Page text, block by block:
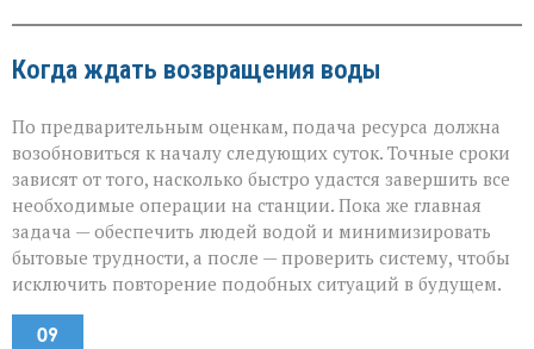
Когда ждать возвращения воды
По предварительным оценкам, подача ресурса должна
возобновиться к началу следующих суток. Точные сроки
зависят от того, насколько быстро удастся завершить все
необходимые операции на станции. Пока же главная
задача — обеспечить людей водой и минимизировать
бытовые трудности, а после — проверить систему, чтобы
исключить повторение подобных ситуаций в будущем.
09